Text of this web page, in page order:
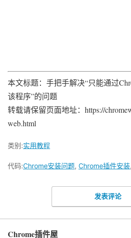
本文标题：手把手解决“只能通过
该程序”的问题
转载请保留页面地址：https://
web.html
类别:实用教程
代码:Chrome安装问题, Chrome插件安装,
发表评论
Chrome插件屋